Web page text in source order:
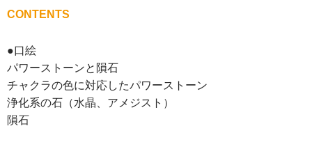
CONTENTS
●口絵
パワーストーンと隕石
チャクラの色に対応したパワーストーン
浄化系の石（水晶、アメジスト）
隕石